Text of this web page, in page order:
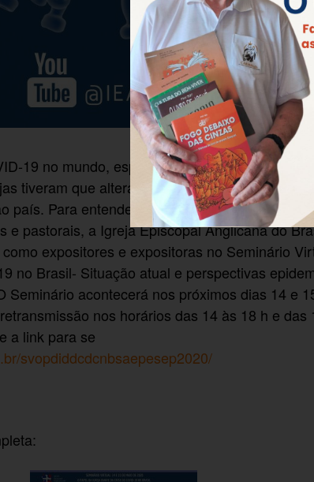
19 no mundo, especialmente no Brasil onde
tiveram que alterar as suas dinâmicas
país. Para entender essa realidade nas
e pastorais, a Igreja Episcopal Anglicana do
expositores e expositoras no Seminário
no Brasil- Situação atual e perspectivas
Seminário acontecerá nos próximos dias 14 e
nos horários das 14 às 18 h e das
a link para se
svopdiddcdcnbsaepesep2020/